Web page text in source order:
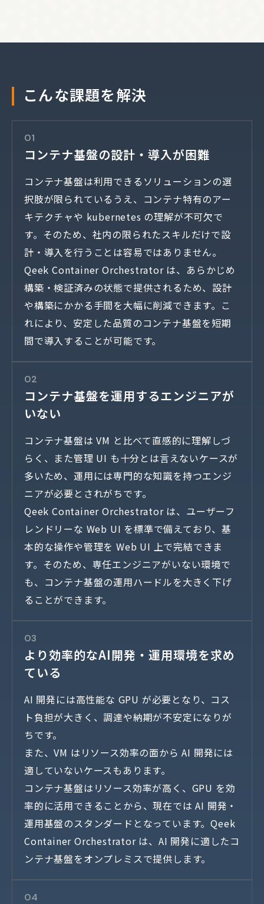
こんな課題を解決
01
コンテナ基盤の設計・導入が困難
コンテナ基盤は利用できるソリューションの選
択肢が限られているうえ、コンテナ特有のアー
キテクチャや kubernetes の理解が不可欠で
す。そのため、社内の限られたスキルだけで設
計・導入を行うことは容易ではありません。
Qeek Container Orchestrator は、あらかじめ
構築・検証済みの状態で提供されるため、設計
や構築にかかる手間を大幅に削減できます。こ
れにより、安定した品質のコンテナ基盤を短期
間で導入することが可能です。
02
コンテナ基盤を運用するエンジニアが
いない
コンテナ基盤は VM と比べて直感的に理解しづ
らく、また管理 UI も十分とは言えないケースが
多いため、運用には専門的な知識を持つエンジ
ニアが必要とされがちです。
Qeek Container Orchestrator は、ユーザーフ
レンドリーな Web UI を標準で備えており、基
本的な操作や管理を Web UI 上で完結できま
す。そのため、専任エンジニアがいない環境で
も、コンテナ基盤の運用ハードルを大きく下げ
ることができます。
03
より効率的なAI開発・運用環境を求め
ている
AI 開発には高性能な GPU が必要となり、コス
ト負担が大きく、調達や納期が不安定になりが
ちです。
また、VM はリソース効率の面から AI 開発には
適していないケースもあります。
コンテナ基盤はリソース効率が高く、GPU を効
率的に活用できることから、現在では AI 開発・
運用基盤のスタンダードとなっています。Qeek
Container Orchestrator は、AI 開発に適したコ
ンテナ基盤をオンプレミスで提供します。
04